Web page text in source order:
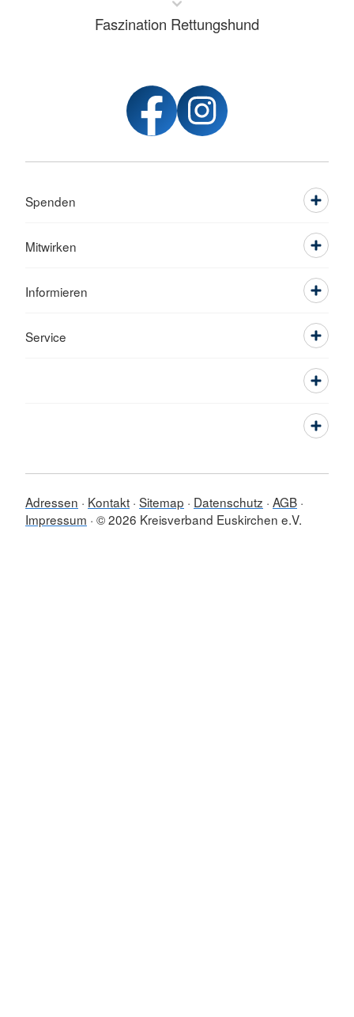
Faszination Rettungshund
Spenden
Mitwirken
Informieren
Service
Adressen Kontakt Sitemap Datenschutz AGB
Impressum © 2026 Kreisverband Euskirchen e.V.